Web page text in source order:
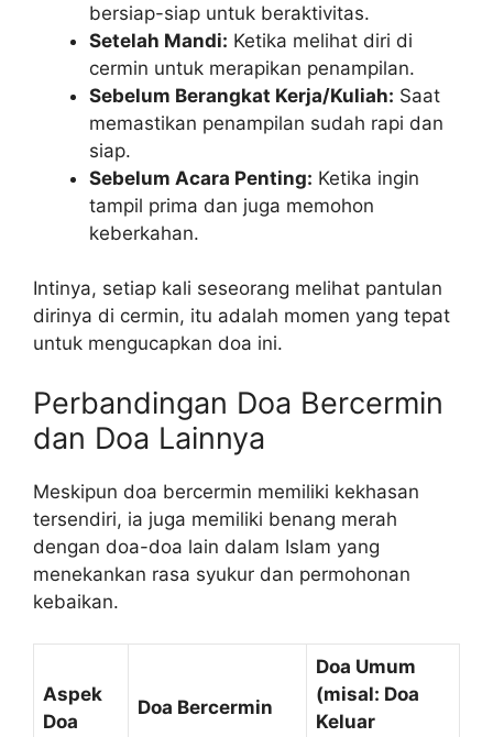
bersiap-siap untuk beraktivitas.
Setelah Mandi: Ketika melihat diri di
cermin untuk merapikan penampilan.
Sebelum Berangkat Kerja/Kuliah: Saat
memastikan penampilan sudah rapi dan
siap.
Sebelum Acara Penting: Ketika ingin
tampil prima dan juga memohon
keberkahan.
Intinya, setiap kali seseorang melihat pantulan
dirinya di cermin, itu adalah momen yang tepat
untuk mengucapkan doa ini.
Perbandingan Doa Bercermin
dan Doa Lainnya
Meskipun doa bercermin memiliki kekhasan
tersendiri, ia juga memiliki benang merah
dengan doa-doa lain dalam Islam yang
menekankan rasa syukur dan permohonan
kebaikan.
Aspek
Doa
Doa Bercermin
Doa Umum
(misal: Doa
Keluar